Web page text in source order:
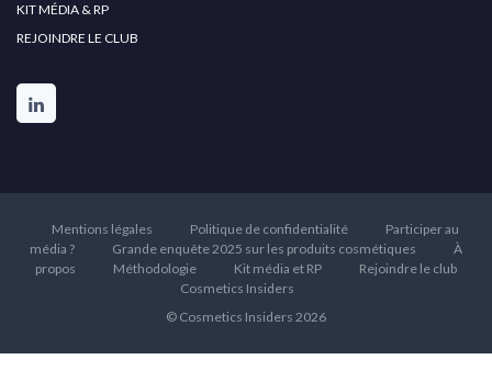
KIT MÉDIA & RP
REJOINDRE LE CLUB
Mentions légales Politique de confidentialité
Participer au
média ?
Grande enquête 2025 sur les produits cosmétiques
À
propos
Méthodologie Kit média et RP
Rejoindre le club
Cosmetics Insiders
© Cosmetics Insiders 2026